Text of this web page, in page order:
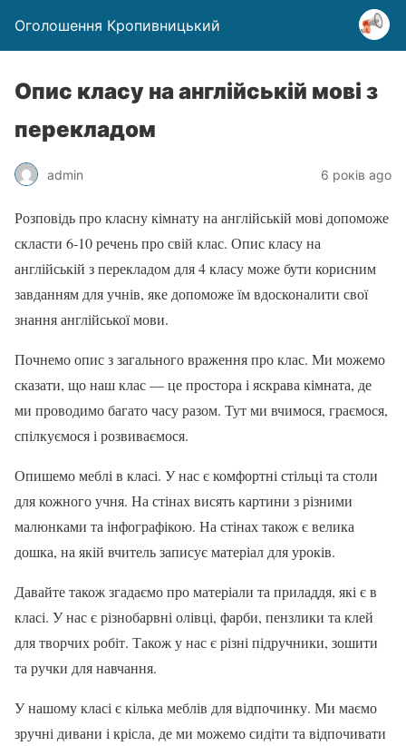
Оголошення Кропивницький
Опис класу на англійській мові з
перекладом
admin 6 років ago
Розповідь про класну кімнату на англійській мові допоможе
скласти 6-10 речень про свій клас. Опис класу на
англійській з перекладом для 4 класу може бути корисним
завданням для учнів, яке допоможе їм вдосконалити свої
знання англійської мови.
Почнемо опис з загального враження про клас. Ми можемо
сказати, що наш клас — це простора і яскрава кімната, де
ми проводимо багато часу разом. Тут ми вчимося, граємося,
спілкуємося і розвиваємося.
Опишемо меблі в класі. У нас є комфортні стільці та столи
для кожного учня. На стінах висять картини з різними
малюнками та інфографікою. На стінах також є велика
дошка, на якій вчитель записує матеріал для уроків.
Давайте також згадаємо про матеріали та приладдя, які є в
класі. У нас є різнобарвні олівці, фарби, пензлики та клей
для творчих робіт. Також у нас є різні підручники, зошити
та ручки для навчання.
У нашому класі є кілька меблів для відпочинку. Ми маємо
зручні дивани і крісла, де ми можемо сидіти та відпочивати